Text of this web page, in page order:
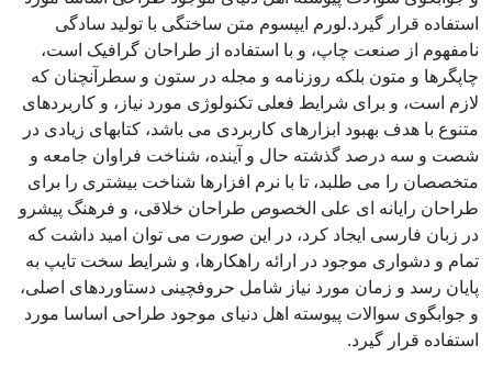
استفاده قرار گیرد.لورم ایپسوم متن ساختگی با تولید سادگی
نامفهوم از صنعت چاپ، و با استفاده از طراحان گرافیک است،
چاپگرها و متون بلکه روزنامه و مجله در ستون و سطرآنچنان که
لازم است، و برای شرایط فعلی تکنولوژی مورد نیاز، و کاربردهای
متنوع با هدف بهبود ابزارهای کاربردی می باشد، کتابهای زیادی در
شصت و سه درصد گذشته حال و آینده، شناخت فراوان جامعه و
متخصصان را می طلبد، تا با نرم افزارها شناخت بیشتری را برای
طراحان رایانه ای علی الخصوص طراحان خلاقی، و فرهنگ پیشرو
در زبان فارسی ایجاد کرد، در این صورت می توان امید داشت که
تمام و دشواری موجود در ارائه راهکارها، و شرایط سخت تایپ به
پایان رسد و زمان مورد نیاز شامل حروفچینی دستاوردهای اصلی،
و جوابگوی سوالات پیوسته اهل دنیای موجود طراحی اساسا مورد
استفاده قرار گیرد.